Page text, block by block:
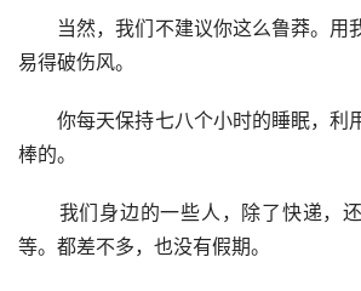
当然，我们不建议你这么鲁莽。用
易得破伤风。
你每天保持七八个小时的睡眠，利用
棒的。
我们身边的一些人，除了快递，还
等。都差不多，也没有假期。